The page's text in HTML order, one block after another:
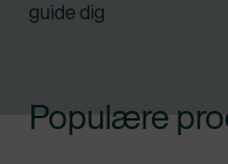
guide dig
Populære